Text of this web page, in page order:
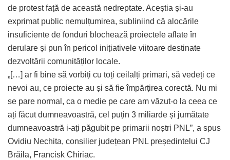
de protest față de această nedreptate. Aceștia și-au
exprimat public nemulțumirea, subliniind că alocările
insuficiente de fonduri blochează proiectele aflate în
derulare și pun în pericol inițiativele viitoare destinate
dezvoltării comunităților locale.
„[…] ar fi bine să vorbiți cu toți ceilalți primari, să vedeți ce
nevoi au, ce proiecte au și să fie împărțirea corectă. Nu mi
se pare normal, ca o medie pe care am văzut-o la ceea ce
ați făcut dumneavoastră, cel puțin 3 miliarde și jumătate
dumneavoastră i-ați păgubit pe primarii noștri PNL”, a spus
Ovidiu Nechita, consilier județean PNL președintelui CJ
Brăila, Francisk Chiriac.